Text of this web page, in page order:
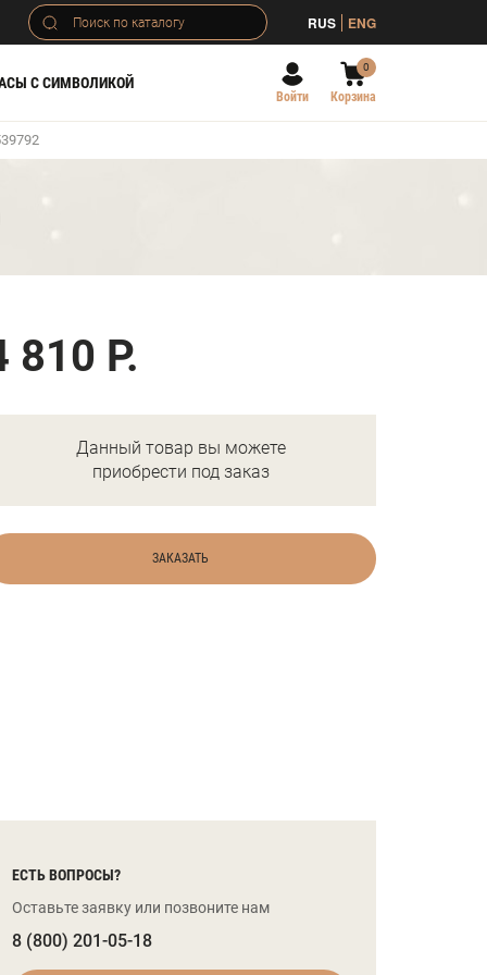
RUS ENG
С СИМВОЛИКОЙ
Войти
0
Корзина
810 Р.
Данный товар вы можете
приобрести под заказ
ЗАКАЗАТЬ
ЕСТЬ ВОПРОСЫ?
Оставьте заявку или позвоните нам
8 (800) 201-05-18